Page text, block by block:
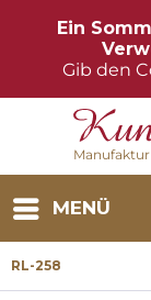
Ein
Gib den
MENÜ
RL-258